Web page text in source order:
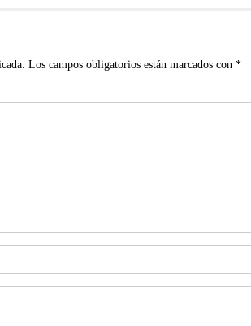
Los campos obligatorios están marcados con *